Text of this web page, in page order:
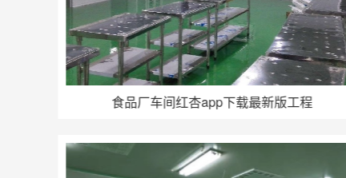
食品厂车间红杏app下载最新版工程